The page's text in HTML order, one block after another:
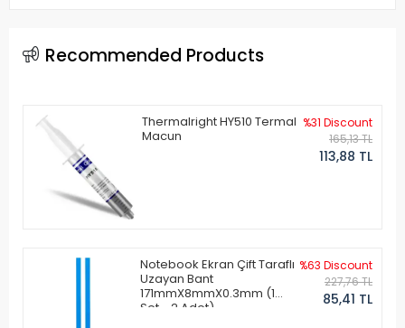
Recommended Products
Thermalright HY510 Termal
Macun
%31 Discount
165,13 TL
113,88 TL
Notebook Ekran Çift Taraflı
Uzayan Bant
171mmX8mmX0.3mm (1
Set - 2 Adet)
%63 Discount
227,76 TL
85,41 TL